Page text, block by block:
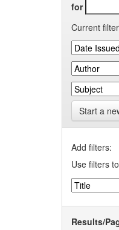
for
Current
Start a
Add filters:
Use filters
Results/